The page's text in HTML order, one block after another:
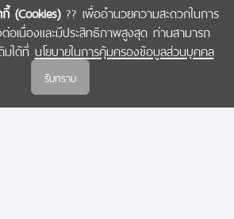
(Cookies)?? เพื่ออำนวยความสะดวกในการ
ต่อเนื่องและมีประสิทธิภาพสูงสุด ท่านสามารถ
มได้ที่ นโยบายในการคุ้มครองข้อมูลส่วนบุคคล
รับทราบ
งานคณะกรรมการส่งเสริมวิทยาศาสตร์ วิจัยและนวัตกรรม
(สกสว.)
ยบายในการคุ้มครองข้อมูลส่วนบุคคล